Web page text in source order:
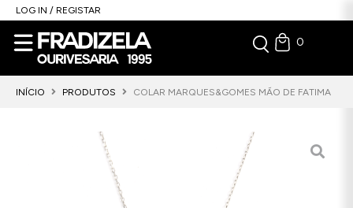
LOG IN / REGISTAR
0
INÍCIO PRODUTOS COLAR MARQUES&GOMES MÃO DE FATIMA